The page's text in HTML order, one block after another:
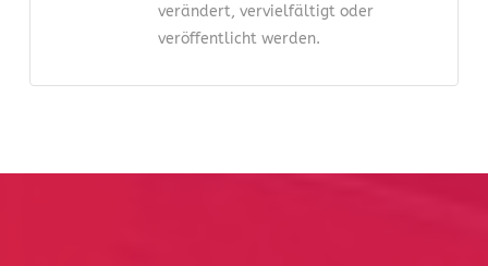
verändert, vervielfältigt oder
veröffentlicht werden.